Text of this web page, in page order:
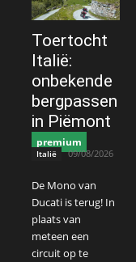
Toertocht
Italië:
onbekende
bergpassen
in Piëmont
premium
Italië 09/08/2026
De Mono van
Ducati is terug! In
plaats van
meteen een
circuit op te